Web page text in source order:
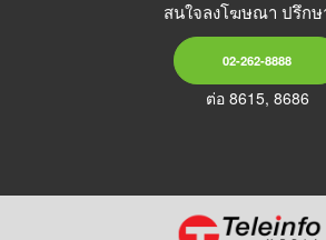
สนใจลงโฆษณา ปรึก
02-262-8888
ต่อ 8615, 8686